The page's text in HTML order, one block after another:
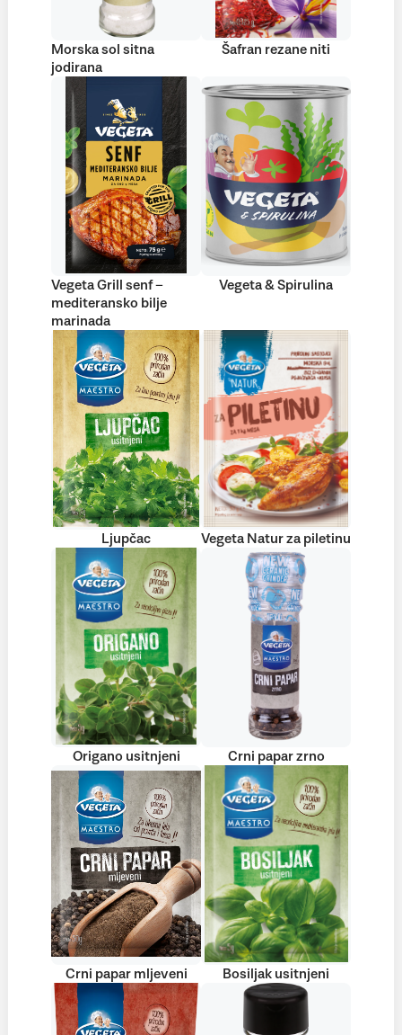
Morska sol sitna
jodirana
Šafran rezane niti
Vegeta Grill senf –
mediteransko bilje
marinada
Vegeta & Spirulina
Ljupčac Vegeta Natur za piletinu
Origano usitnjeni Crni papar zrno
Crni papar mljeveni Bosiljak usitnjeni